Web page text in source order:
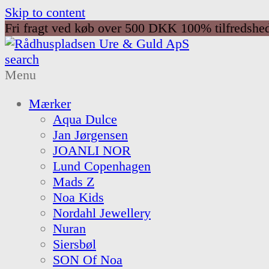
Skip to content
Fri fragt ved køb over 500 DKK 100%
search
Menu
Mærker
Aqua Dulce
Jan Jørgensen
JOANLI NOR
Lund Copenhagen
Mads Z
Noa Kids
Nordahl Jewellery
Nuran
Siersbøl
SON Of Noa